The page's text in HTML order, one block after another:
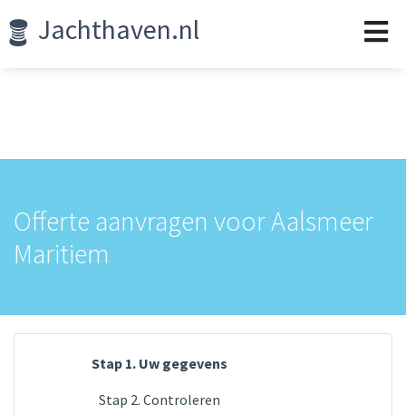
Jachthaven.nl
Offerte aanvragen voor Aalsmeer
Maritiem
Stap 1. Uw gegevens
Stap 2. Controleren